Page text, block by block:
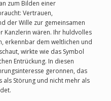
zum Bilden einer
Vertrauen,
der Wille zur gemeinsamen
Kanzlerin wären. Ihr huldvolles
erkennbar dem weltlichen und
wirkte wie das Symbol
Entrückung. In diesen
geronnen, das
als Störung und nicht mehr als